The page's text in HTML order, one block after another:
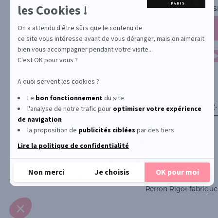
savoir
plus
sur
Axeptio
les Cookies !
On a attendu d'être sûrs que le contenu de
ce site vous intéresse avant de vous déranger, mais on aimerait
bien vous accompagner pendant votre visite...
C'est OK pour vous ?
A quoi servent les cookies ?
Le bon fonctionnementdu site
l'analyse de notre trafic pour optimiservotre expérience
de navigation
la proposition de publicités ciblées par des tiers
Lire la politique de confidentialité
Non merci Je choisis OK pour moi
Plateforme de Gestion du Consentement : Personnalisez vos Options
Notre plateforme vous permet d'adapter et de gérer vos paramètres de
YONA À PROPOS
Perron Rigot